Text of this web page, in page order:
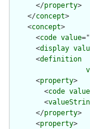
      </
property>
    </
concept>
    <
concept>
      <
code value
      <
display
      <
definition
      <
property>
        <
code value
        <
      </
property>
      <
property>